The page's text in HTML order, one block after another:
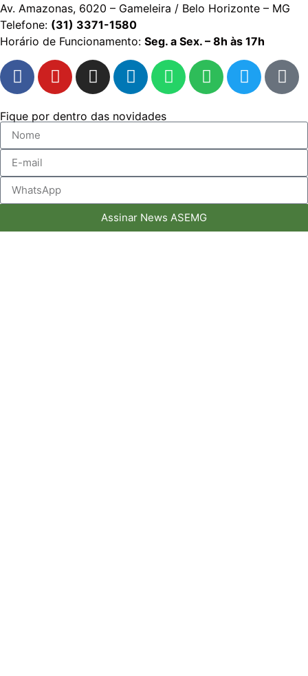
Av. Amazonas, 6020 – Gameleira / Belo Horizonte – MG
Telefone: (31) 3371-1580
Horário de Funcionamento: Seg. a Sex. – 8h às 17h
Fique por dentro das novidades
Assinar News ASEMG